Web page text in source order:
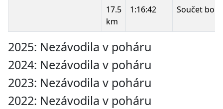
17.5
km
1:16:42 Součet
2025: Nezávodila v poháru
2024: Nezávodila v poháru
2023: Nezávodila v poháru
2022: Nezávodila v poháru